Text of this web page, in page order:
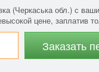
(Черкаська обл.) с
цене, заплатив
Заказать